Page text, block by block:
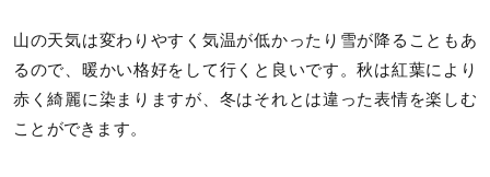
山の天気は変わりやすく気温が低かったり雪が降ることもあ
るので、暖かい格好をして行くと良いです。秋は紅葉により
赤く綺麗に染まりますが、冬はそれとは違った表情を楽しむ
ことができます。